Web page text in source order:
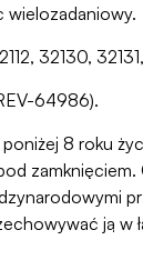
wielozadaniowy.
32130,
64986).
8 roku
zamknięciem.
ją w